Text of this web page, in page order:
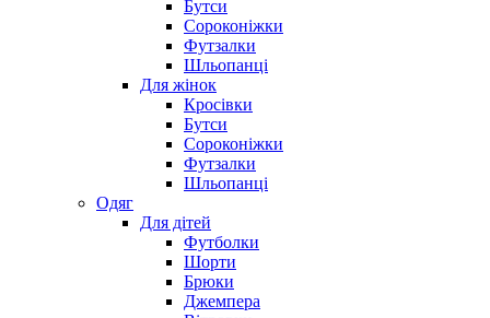
Бутси
Сороконіжки
Футзалки
Шльопанці
Для жінок
Кросівки
Бутси
Сороконіжки
Футзалки
Шльопанці
Одяг
Для дітей
Футболки
Шорти
Брюки
Джемпера